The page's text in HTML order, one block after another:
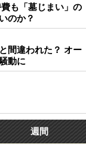
も「墓じまい」の
のか？
間違われた？ オー
動に
週間